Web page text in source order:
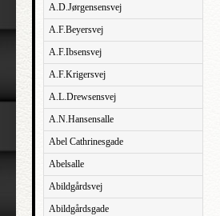
A.D.Jørgensensvej
A.F.Beyersvej
A.F.Ibsensvej
A.F.Krigersvej
A.L.Drewsensvej
A.N.Hansensalle
Abel Cathrinesgade
Abelsalle
Abildgårdsvej
Abildgårdsgade